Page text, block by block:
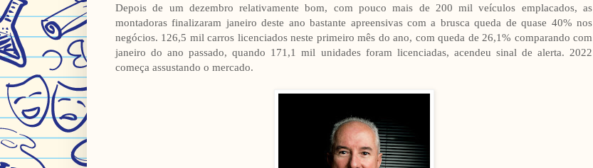
Depois de um dezembro relativamente bom, com pouco mais de 200 mil veículos emplacados, as
montadoras finalizaram janeiro deste ano bastante apreensivas com a brusca queda de quase 40% nos
negócios. 126,5 mil carros licenciados neste primeiro mês do ano, com queda de 26,1% comparando com
janeiro do ano passado, quando 171,1 mil unidades foram licenciadas, acendeu sinal de alerta. 2022
começa assustando o mercado.